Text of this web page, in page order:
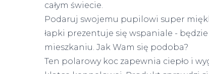
całym świecie.
Podaruj swojemu pupilowi super
łapki prezentuje się wspaniale -
mieszkaniu. Jak Wam się podoba?
Ten polarowy koc zapewnia ciepło i